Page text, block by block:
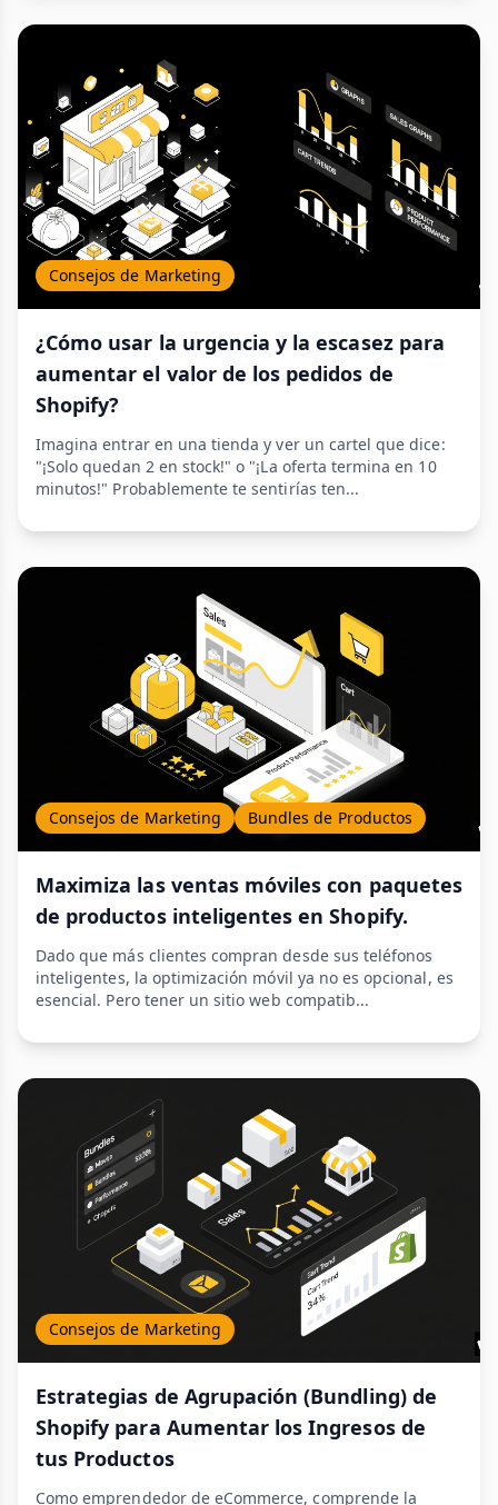
Consejos de Marketing
¿Cómo usar la urgencia y la escasez para
aumentar el valor de los pedidos de
Shopify?
Imagina entrar en una tienda y ver un cartel que dice:
"¡Solo quedan 2 en stock!" o "¡La oferta termina en 10
minutos!" Probablemente te sentirías ten...
Consejos de Marketing Bundles de Productos
Maximiza las ventas móviles con paquetes
de productos inteligentes en Shopify.
Dado que más clientes compran desde sus teléfonos
inteligentes, la optimización móvil ya no es opcional, es
esencial. Pero tener un sitio web compatib...
Consejos de Marketing
Estrategias de Agrupación (Bundling) de
Shopify para Aumentar los Ingresos de
tus Productos
Como emprendedor de eCommerce, comprende la